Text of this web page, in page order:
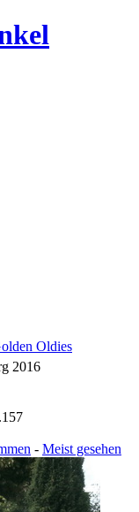
Oldies
2016
- Meist gesehen